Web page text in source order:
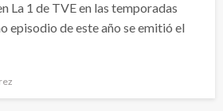
La 1 de TVE en las temporadas
episodio de este año se emitió el